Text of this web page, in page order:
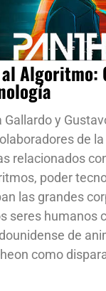
Algoritmo:
Gallardo y
de
relacionados
poder
las grandes
seres humanos
de
como